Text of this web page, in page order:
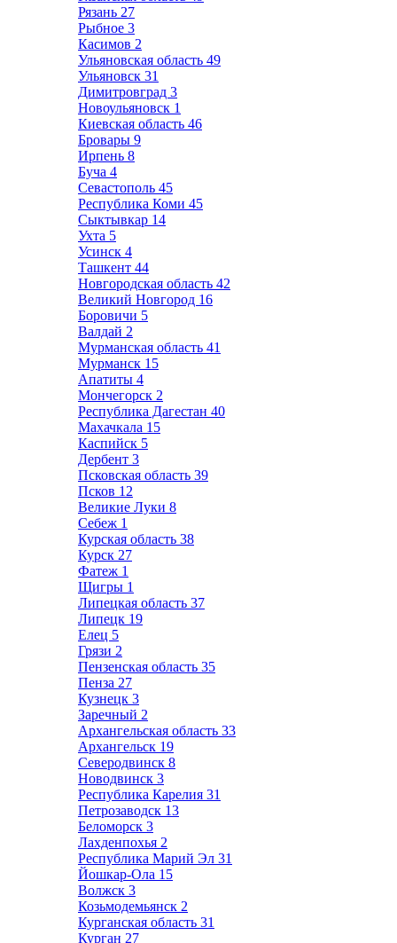
Рязань 27
Рыбное 3
Касимов 2
Ульяновская область 49
Ульяновск 31
Димитровград 3
Новоульяновск 1
Киевская область 46
Бровары 9
Ирпень 8
Буча 4
Севастополь 45
Республика Коми 45
Сыктывкар 14
Ухта 5
Усинск 4
Ташкент 44
Новгородская область 42
Великий Новгород 16
Боровичи 5
Валдай 2
Мурманская область 41
Мурманск 15
Апатиты 4
Мончегорск 2
Республика Дагестан 40
Махачкала 15
Каспийск 5
Дербент 3
Псковская область 39
Псков 12
Великие Луки 8
Себеж 1
Курская область 38
Курск 27
Фатеж 1
Щигры 1
Липецкая область 37
Липецк 19
Елец 5
Грязи 2
Пензенская область 35
Пенза 27
Кузнецк 3
Заречный 2
Архангельская область 33
Архангельск 19
Северодвинск 8
Новодвинск 3
Республика Карелия 31
Петрозаводск 13
Беломорск 3
Лахденпохья 2
Республика Марий Эл 31
Йошкар-Ола 15
Волжск 3
Козьмодемьянск 2
Курганская область 31
Курган 27